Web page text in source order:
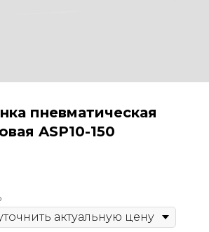
пневматическая
ASP10-150